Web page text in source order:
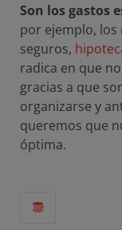
Son los gastos
por ejemplo, los
seguros,
radica en que
gracias a que
organizarse y
queremos que
óptima.